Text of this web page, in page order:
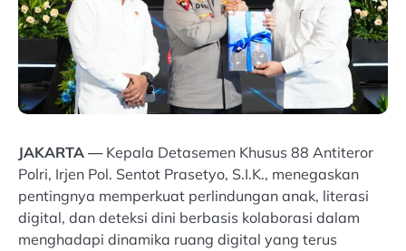
JAKARTA —Kepala Detasemen Khusus 88 Antiteror
Polri, Irjen Pol. Sentot Prasetyo, S.I.K., menegaskan
pentingnya memperkuat perlindungan anak, literasi
digital, dan deteksi dini berbasis kolaborasi dalam
menghadapi dinamika ruang digital yang terus